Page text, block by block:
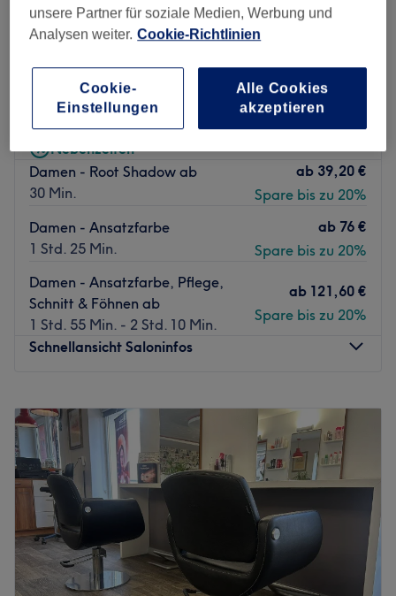
Vogue Hair Studio
897 Bewertungen
Zentrum-Südost, Leipzig
Auf Karte anzeigen
Nebenzeiten
Damen - Root Shadow ab
30 Min.
ab 39,20 €
Spare bis zu 20%
Damen - Ansatzfarbe
1 Std. 25 Min.
ab 76 €
Spare bis zu 20%
Damen - Ansatzfarbe, Pflege,
Schnitt & Föhnen ab
1 Std. 55 Min. - 2 Std. 10 Min.
ab 121,60 €
Spare bis zu 20%
Schnellansicht Saloninfos
Dienstag
09:00
19:00
Mittwoch
09:00–
19:00
Donnerstag
09:00– 19:00
Freitag
09:00–19:00
Samstag
Sonntag
Geschlossen
Lust auf tolle Haarschnitte und moderne Farben? Komm
im Vogue Hair Studio in Leipzig, Zentrum-Südost, vorbei
unsere Partner für soziale Medien, Werbung und
Analysen weiter. Cookie-Richtlinien
Cookie-
Einstellungen
Alle Cookies
akzeptieren